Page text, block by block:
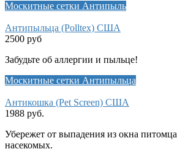
Москитные сетки Антипыль
Антипыльца (Polltex) США
2500 руб
Забудьте об аллергии и пыльце!
Москитные сетки Антипыльца
Антикошка (Pet Screen) США
1988 руб.
Убережет от выпадения из окна
насекомых.